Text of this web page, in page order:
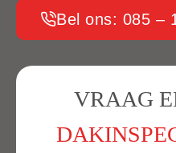
Bel ons: 085 –
VRAAG